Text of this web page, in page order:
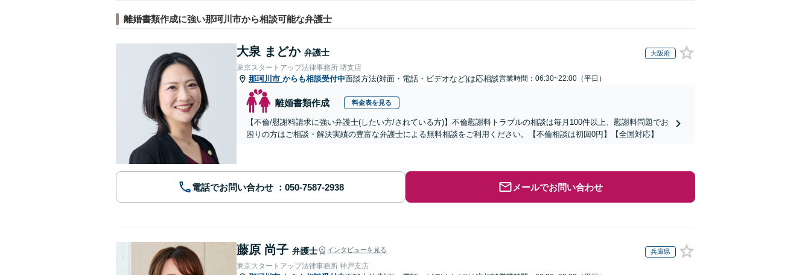
離婚書類作成に強い那珂川市から相談可能な弁護士
大泉 まどか 弁護士 大阪府
東京スタートアップ法律事務所 堺支店
那珂川市 からも相談受付中面談方法(対面・電話・ビデオなど)は応相談営業時間：06:30~22:00（平日）
離婚書類作成 料金表を見る
【不倫/慰謝料請求に強い弁護士(したい方/されている方)】不倫慰謝料トラブルの相談は毎月100件以上、慰謝料問題でお
困りの方はご相談・解決実績の豊富な弁護士による無料相談をご利用ください。【不倫相談は初回0円】【全国対応】
電話でお問い合わせ メールでお問い合わせ
藤原 尚子 弁護士 インタビューを見る 兵庫県
東京スタートアップ法律事務所 神戸支店